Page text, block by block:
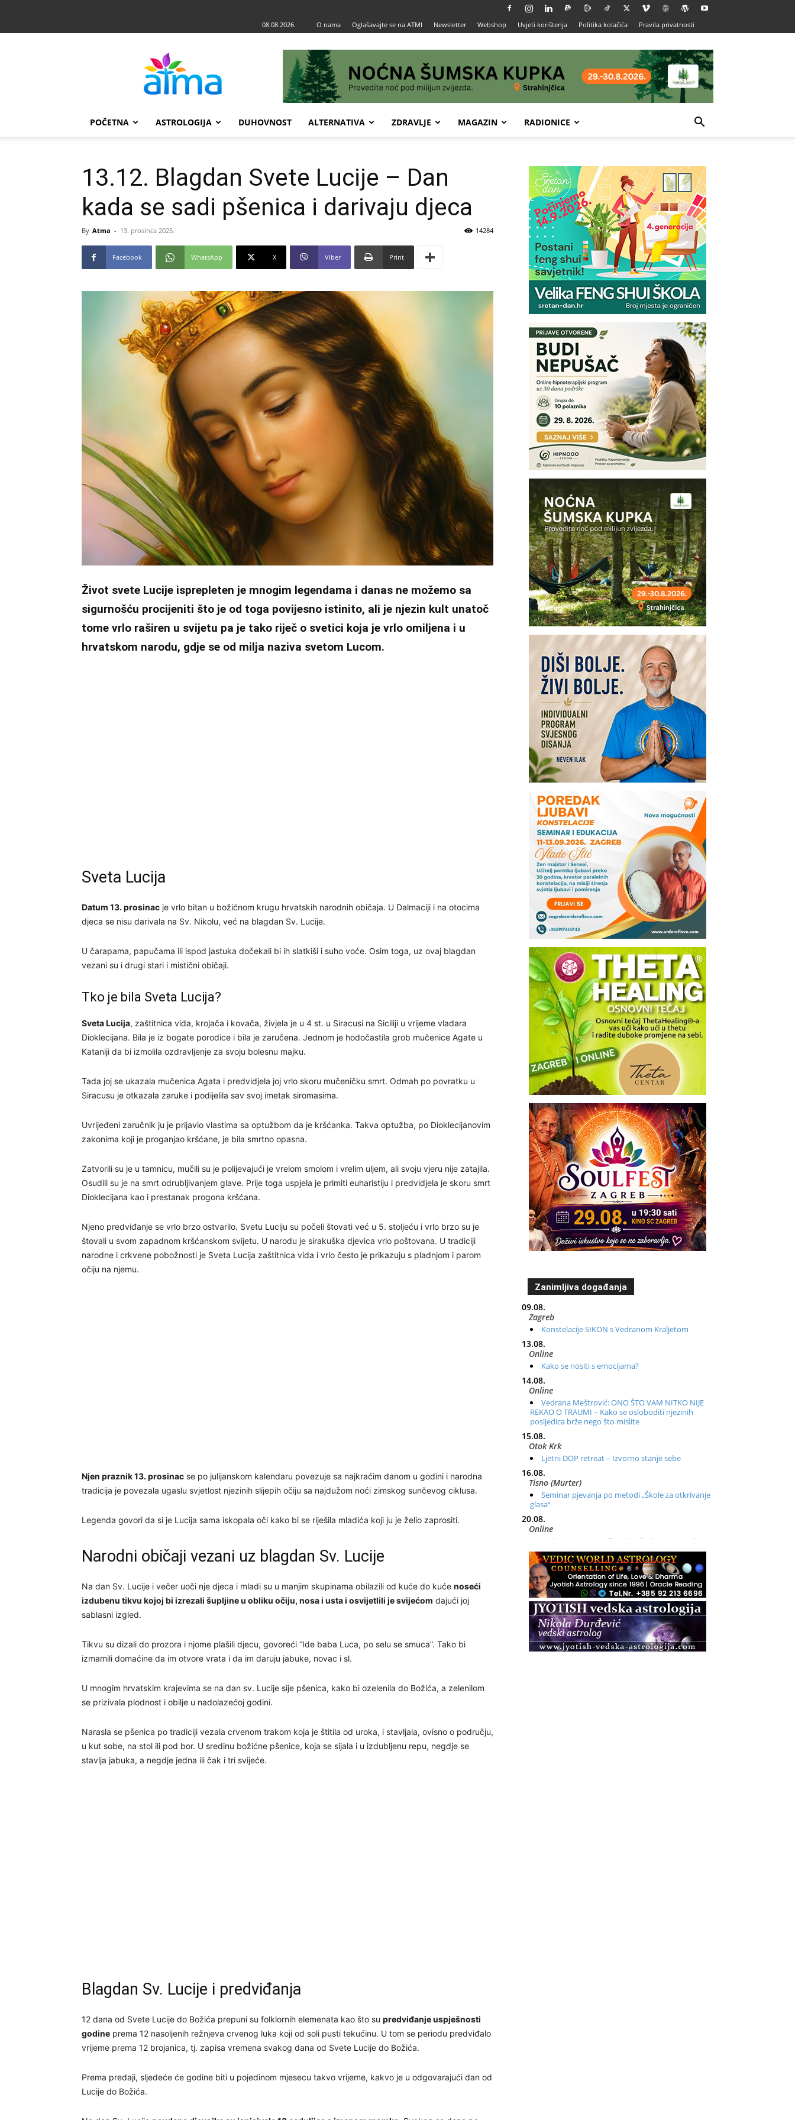
08.08.2026. O nama Oglašavajte se na ATMI Newsletter Webshop Uvjeti korištenja Politika kolačića Pravila privatnosti
POČETNA ASTROLOGIJA DUHOVNOST ALTERNATIVA ZDRAVLJE MAGAZIN RADIONICE
13.12. Blagdan Svete Lucije – Dan
kada se sadi pšenica i darivaju djeca
By Atma - 13. prosinca 2025. 14284
Facebook WhatsApp X Viber Print
Život svete Lucije isprepleten je mnogim legendama i danas ne možemo sa
sigurnošću procijeniti što je od toga povijesno istinito, ali je njezin kult unatoč
tome vrlo raširen u svijetu pa je tako riječ o svetici koja je vrlo omiljena i u
hrvatskom narodu, gdje se od milja naziva svetom Lucom.
Sveta Lucija
Datum 13. prosinac je vrlo bitan u božićnom krugu hrvatskih narodnih običaja. U Dalmaciji i na otocima
djeca se nisu darivala na Sv. Nikolu, već na blagdan Sv. Lucije.
U čarapama, papučama ili ispod jastuka dočekali bi ih slatkiši i suho voće. Osim toga, uz ovaj blagdan
vezani su i drugi stari i mistični običaji.
Tko je bila Sveta Lucija?
Sveta Lucija, zaštitnica vida, krojača i kovača, živjela je u 4 st. u Siracusi na Siciliji u vrijeme vladara
Dioklecijana. Bila je iz bogate porodice i bila je zaručena. Jednom je hodočastila grob mučenice Agate u
Kataniji da bi izmolila ozdravljenje za svoju bolesnu majku.
Tada joj se ukazala mučenica Agata i predvidjela joj vrlo skoru mučeničku smrt. Odmah po povratku u
Siracusu je otkazala zaruke i podijelila sav svoj imetak siromasima.
Uvrijeđeni zaručnik ju je prijavio vlastima sa optužbom da je kršćanka. Takva optužba, po Dioklecijanovim
zakonima koji je proganjao kršćane, je bila smrtno opasna.
Zatvorili su je u tamnicu, mučili su je polijevajući je vrelom smolom i vrelim uljem, ali svoju vjeru nije zatajila.
Osudili su je na smrt odrubljivanjem glave. Prije toga uspjela je primiti euharistiju i predvidjela je skoru smrt
Dioklecijana kao i prestanak progona kršćana.
Njeno predviđanje se vrlo brzo ostvarilo. Svetu Luciju su počeli štovati već u 5. stoljeću i vrlo brzo su je
štovali u svom zapadnom kršćanskom svijetu. U narodu je sirakuška djevica vrlo poštovana. U tradiciji
narodne i crkvene pobožnosti je Sveta Lucija zaštitnica vida i vrlo često je prikazuju s pladnjom i parom
očiju na njemu.
Njen praznik 13. prosinac se po julijanskom kalendaru povezuje sa najkraćim danom u godini i narodna
tradicija je povezala ugaslu svjetlost njezinih slijepih očiju sa najdužom noći zimskog sunčevog ciklusa.
Legenda govori da si je Lucija sama iskopala oči kako bi se riješila mladića koji ju je želio zaprositi.
Narodni običaji vezani uz blagdan Sv. Lucije
Na dan Sv. Lucije i večer uoči nje djeca i mladi su u manjim skupinama obilazili od kuće do kuće noseći
izdubenu tikvu kojoj bi izrezali šupljine u obliku očiju, nosa i usta i osvijetlili je svijećom dajući joj
sablasni izgled.
Tikvu su dizali do prozora i njome plašili djecu, govoreći “Ide baba Luca, po selu se smuca”. Tako bi
izmamili domaćine da im otvore vrata i da im daruju jabuke, novac i sl.
U mnogim hrvatskim krajevima se na dan sv. Lucije sije pšenica, kako bi ozelenila do Božića, a zelenilom
se prizivala plodnost i obilje u nadolazećoj godini.
Narasla se pšenica po tradiciji vezala crvenom trakom koja je štitila od uroka, i stavljala, ovisno o području,
u kut sobe, na stol ili pod bor. U sredinu božićne pšenice, koja se sijala i u izdubljenu repu, negdje se
stavlja jabuka, a negdje jedna ili čak i tri svijeće.
Blagdan Sv. Lucije i predviđanja
12 dana od Svete Lucije do Božića prepuni su folklornih elemenata kao što su predviđanje uspješnosti
godine prema 12 nasoljenih režnjeva crvenog luka koji od soli pusti tekućinu. U tom se periodu predviđalo
vrijeme prema 12 brojanica, tj. zapisa vremena svakog dana od Svete Lucije do Božića.
Prema predaji, sljedeće će godine biti u pojedinom mjesecu takvo vrijeme, kakvo je u odgovarajući dan od
Lucije do Božića.
Zanimljiva događanja
09.08.
Zagreb
Konstelacije SIKON s Vedranom Kraljetom
13.08.
Online
Kako se nositi s emocijama?
14.08.
Online
Vedrana Meštrović: ONO ŠTO VAM NITKO NIJE
REKAO O TRAUMI – Kako se osloboditi njezinih
posljedica brže nego što mislite
15.08.
Otok Krk
Ljetni DOP retreat – Izvorno stanje sebe
16.08.
Tisno (Murter)
Seminar pjevanja po metodi „Škole za otkrivanje
glasa“
20.08.
Online
Radionica: Pomagači iz drugih dimenzija Online –
otvoreno za sve
21.08.
Zagreb+Online
Osnovni ThetaHealing® tečaj, Zagreb i Online
22.08.
Pula
Access BARS®, otpusti stres
23.08.
Pula